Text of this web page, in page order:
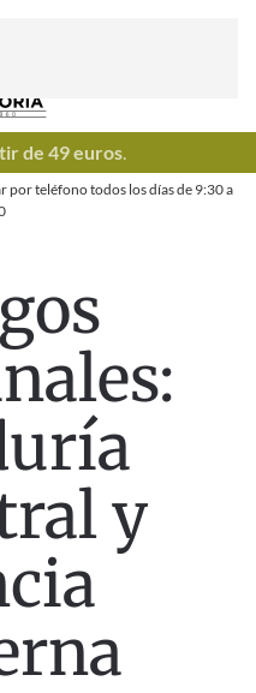
de 49 euros.
por teléfono todos los días de 9:30a
y